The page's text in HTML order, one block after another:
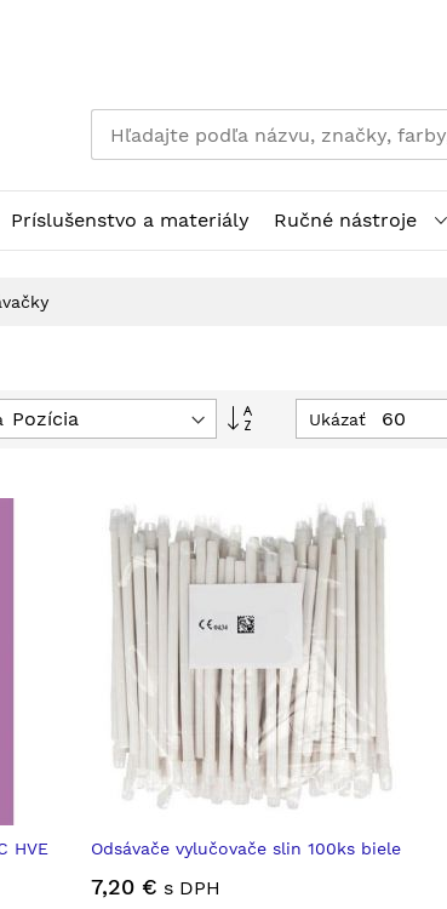
Príslušenstvo a materiály Ručné nástroje
NastaviťUkázať
HVE
Odsávače vylučovače slin 100ks biele
7,20 € s DPH